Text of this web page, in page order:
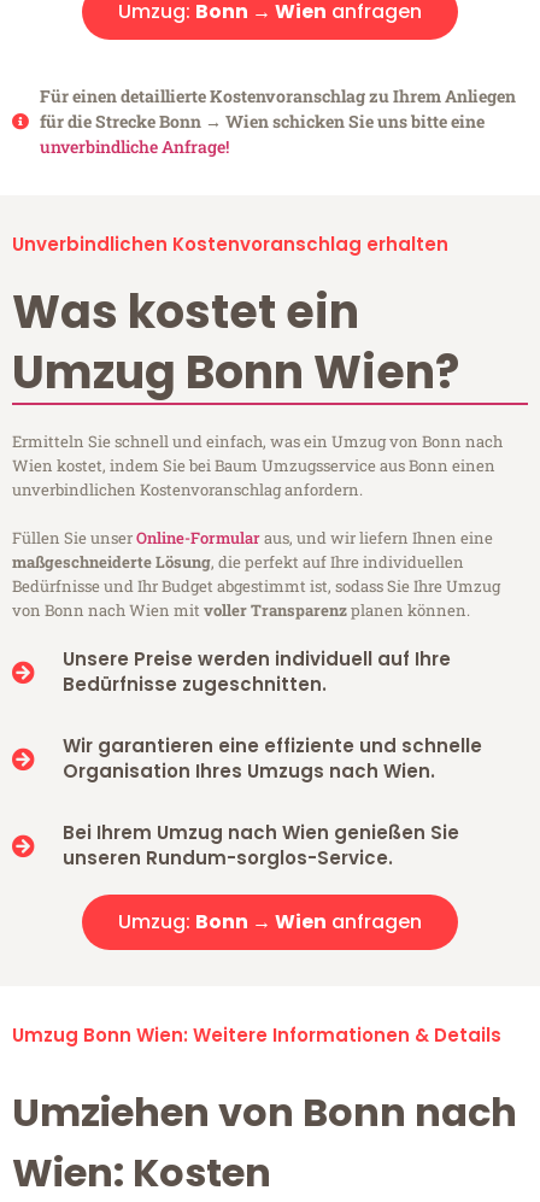
Umzug: Bonn → Wien anfragen
Für einen detaillierte Kostenvoranschlag zu Ihrem Anliegen
für die Strecke Bonn → Wien schicken Sie uns bitte eine
unverbindliche Anfrage!
Unverbindlichen Kostenvoranschlag erhalten
Was kostet ein
Umzug Bonn Wien?
Ermitteln Sie schnell und einfach, was ein Umzug von Bonn nach
Wien kostet, indem Sie bei Baum Umzugsservice aus Bonn einen
unverbindlichen Kostenvoranschlag anfordern.
Füllen Sie unserOnline-Formularaus, und wir liefern Ihnen eine
maßgeschneiderte Lösung, die perfekt auf Ihre individuellen
Bedürfnisse und Ihr Budget abgestimmt ist, sodass Sie Ihre Umzug
von Bonn nach Wien mitvoller Transparenzplanen können.
Unsere Preise werden individuell auf Ihre
Bedürfnisse zugeschnitten.
Wir garantieren eine effiziente und schnelle
Organisation Ihres Umzugs nach Wien.
Bei Ihrem Umzug nach Wien genießen Sie
unseren Rundum-sorglos-Service.
Umzug: Bonn → Wien anfragen
Umzug Bonn Wien: Weitere Informationen & Details
Umziehen von Bonn nach
Wien: Kosten